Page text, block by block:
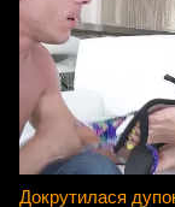
Докрутилася